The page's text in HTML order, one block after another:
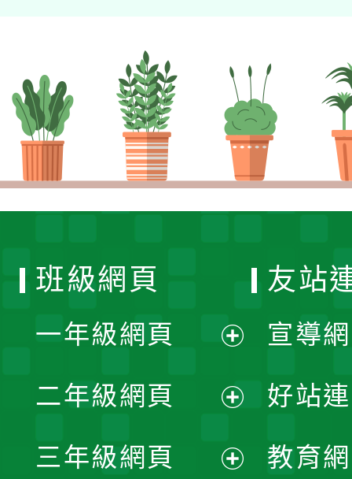
班級網頁
一年級網頁
開
選
二年級網頁
三年級網頁
友站
宣導
好站
教育